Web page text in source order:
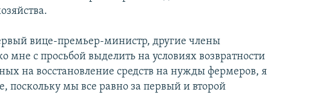
вице-премьер-министр, другие члены
мне с просьбой выделить на условиях возвратности
на восстановление средств на нужды фермеров, я
поскольку мы все равно за первый и второй